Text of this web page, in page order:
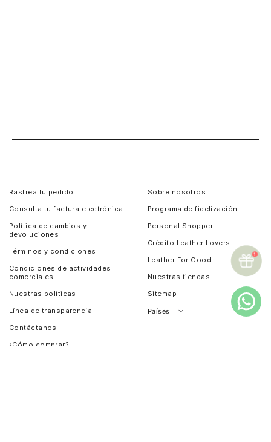
Rastrea tu pedido
Consulta tu factura electrónica
Política de cambios y
devoluciones
Términos y condiciones
Condiciones de actividades
comerciales
Nuestras políticas
Línea de transparencia
Contáctanos
¿Cómo comprar?
Sobre nosotros
Programa de fidelización
Personal Shopper
Crédito Leather Lovers
Leather For Good
Nuestras tiendas
Sitemap
Países